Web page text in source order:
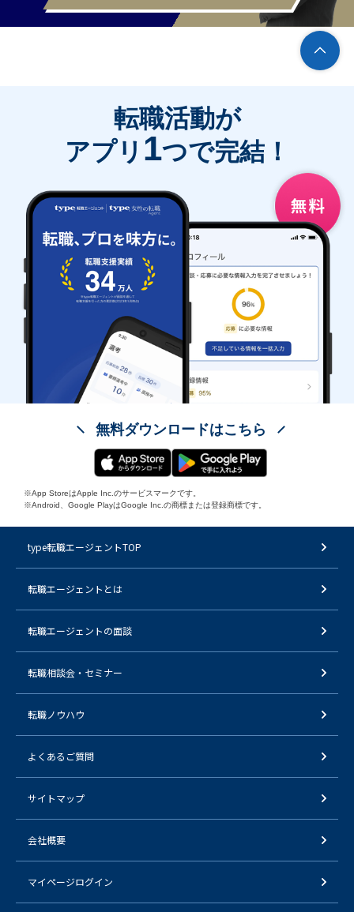
転職活動が
アプリ 1つで完結！
無料ダウンロードはこちら
※App StoreはApple Inc.のサービスマークです。
※Android、Google PlayはGoogle Inc.の商標または登録商標です。
type転職エージェントTOP
転職エージェントとは
転職エージェントの面談
転職相談会・セミナー
転職ノウハウ
よくあるご質問
サイトマップ
会社概要
マイページログイン